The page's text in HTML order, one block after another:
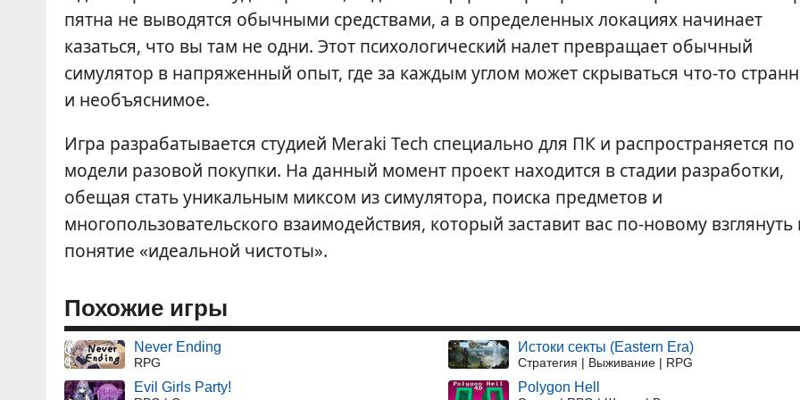
пятна не выводятся обычными средствами, а в определенных локациях начинает
казаться, что вы там не одни. Этот психологический налет превращает обычный
симулятор в напряженный опыт, где за каждым углом может скрываться что-то
и необъяснимое.
Игра разрабатывается студией Meraki Tech специально для ПК и распространяется по
модели разовой покупки. На данный момент проект находится в стадии разработки,
обещая стать уникальным миксом из симулятора, поиска предметов и
многопользовательского взаимодействия, который заставит вас по-новому взглянуть
понятие «идеальной чистоты».
Похожие игры
Never Ending
RPG
Evil Girls Party!
Истоки секты (Eastern Era)
Стратегия | Выживание | RPG
Polygon Hell